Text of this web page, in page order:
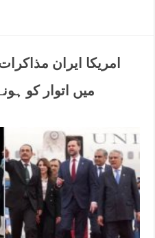
امریکا ایران
میں اتوار کو